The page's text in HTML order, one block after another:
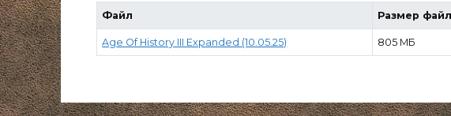
Файл Размер
Age Of History III Expanded (10.05.25) 805 МБ